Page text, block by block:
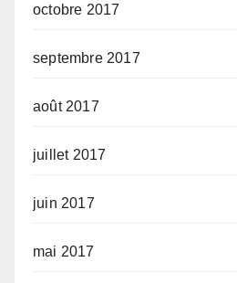
octobre 2017
septembre 2017
août 2017
juillet 2017
juin 2017
mai 2017